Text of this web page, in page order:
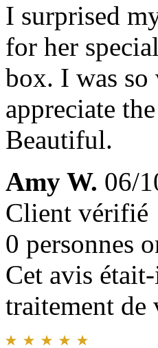
I surprised
for her
box. I was
appreciate
Beautiful.
Amy W. 06/
Client vérifié
0 personnes
Cet avis
traitement de